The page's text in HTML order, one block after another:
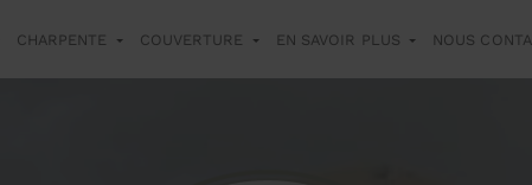
CHARPENTE COUVERTURE EN SAVOIR PLUS NOUS